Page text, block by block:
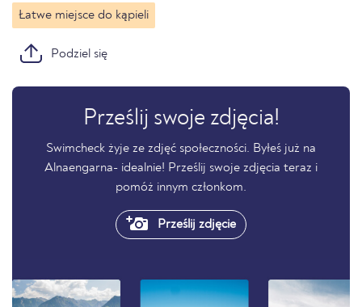
Łatwe miejsce do kąpieli
Podziel się
Prześlij swoje zdjęcia!
Swimcheck żyje ze zdjęć społeczności. Byłeś już na
Alnaengarna- idealnie! Prześlij swoje zdjęcia teraz i
pomóż innym członkom.
Prześlij zdjęcie